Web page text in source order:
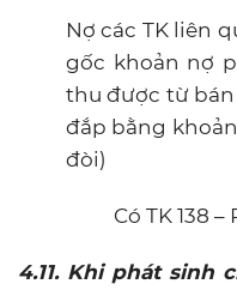
Nợ các TK liên
gốc khoản nợ
thu được từ bán
đắp bằng
đòi)
Có TK 138
4.11. Khi phát sinh